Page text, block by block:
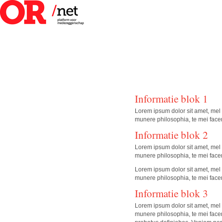
Informatie blok 1
Lorem ipsum dolor sit amet,
munere philosophia, te mei
Informatie blok 2
Lorem ipsum dolor sit amet,
munere philosophia, te mei
Lorem ipsum dolor sit amet,
munere philosophia, te mei
Informatie blok 3
Lorem ipsum dolor sit amet,
munere philosophia, te mei